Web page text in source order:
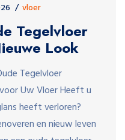
vloer
Tegelvloer
Look
Tegelvloer
Uw Vloer Heeft u
heeft verloren?
en nieuw leven